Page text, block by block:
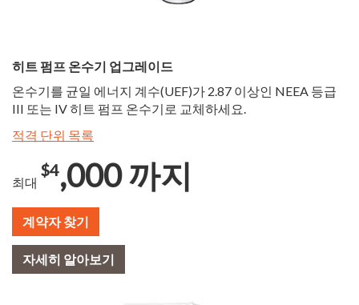
히트 펌프 온수기 업그레이드
온수기를 균일 에너지 계수(UEF)가 2.87 이상인 NEEA 등급
III 또는 IV 히트 펌프 온수기로 교체하세요.
적격 단위 목록
최대
$4,000 까지
계약자 찾기
자세히 알아보기